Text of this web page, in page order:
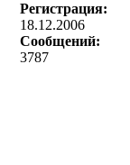
Регистрация:
18.12.2006
Сообщений:
3787